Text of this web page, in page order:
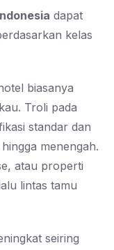
dapat
kelas
biasanya
Troli pada
standar dan
menengah.
atau properti
lintas tamu
seiring